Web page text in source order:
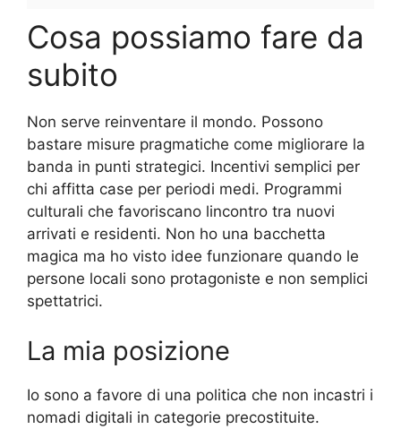
Cosa possiamo fare da
subito
Non serve reinventare il mondo. Possono
bastare misure pragmatiche come migliorare la
banda in punti strategici. Incentivi semplici per
chi affitta case per periodi medi. Programmi
culturali che favoriscano lincontro tra nuovi
arrivati e residenti. Non ho una bacchetta
magica ma ho visto idee funzionare quando le
persone locali sono protagoniste e non semplici
spettatrici.
La mia posizione
Io sono a favore di una politica che non incastri i
nomadi digitali in categorie precostituite.